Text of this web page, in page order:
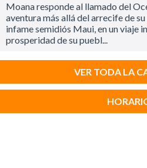
Moana responde al llamado del
aventura más allá del arrecife de
infame semidiós Maui, en un viaje
prosperidad de su puebl...
VER TODA LA